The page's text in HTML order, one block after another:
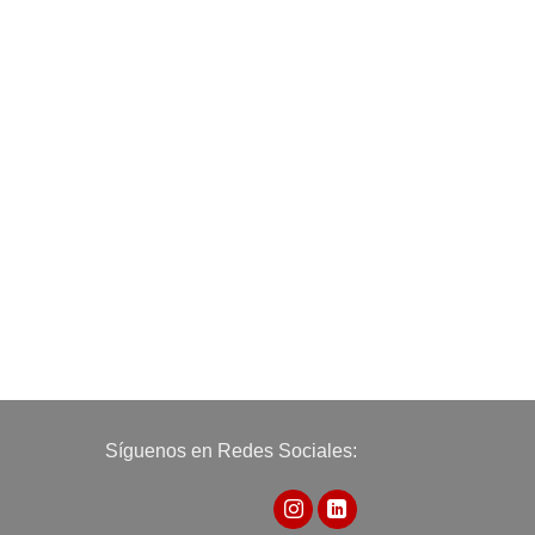
Síguenos en Redes Sociales: